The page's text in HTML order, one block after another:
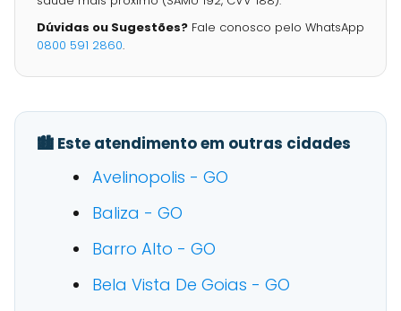
Dúvidas ou Sugestões? Fale conosco pelo WhatsApp
0800 591 2860.
🏙️ Este atendimento em outras cidades
Avelinopolis - GO
Baliza - GO
Barro Alto - GO
Bela Vista De Goias - GO